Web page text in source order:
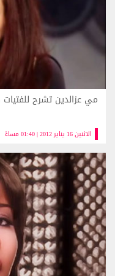
الاثنين 16 يناير 2012 | 01:40 مساءً
مي عزالدين تشرح